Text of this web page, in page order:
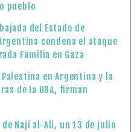
pueblo
del Estado de
condena el ataque
Familia en Gaza
Palestina en Argentina y la
de la UBA, firman
Nají al-Ali, un 13 de julio